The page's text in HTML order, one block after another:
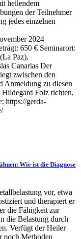
heilendem
der Teilnehmer
jedes einzelnen
2024
650 € Seminarort:
Paz),
Canarias Der
zwischen den
Anmeldung zu diesen
Folz richten,
https://gerda-
Wie ist die Diagnose
vor, etwa
und therapiert er
die Fähigkeit zur
die Belastung durch
Verfügt der Heiler
noch Methoden